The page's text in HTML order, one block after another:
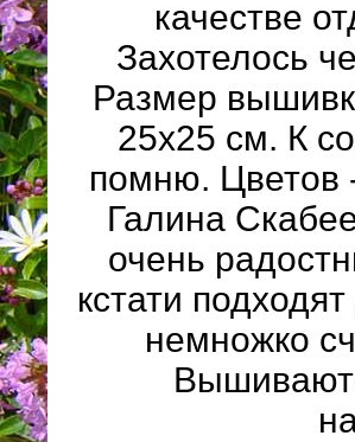
качестве
Захотелось
Размер
25х25 см. К
помню. Цветов
Галина
очень
кстати
немножко